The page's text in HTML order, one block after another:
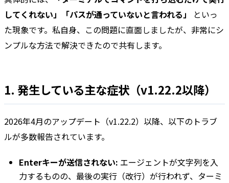
してくれない」「パスが通っていないと言われる」
といっ
た現象です。私自身、この問題に直面しましたが、非常にシ
ンプルな方法で解決できたので共有します。
1. 発生している主な症状（v1.22.2以降）
2026年4月のアップデート（v1.22.2）以降、以下のトラブ
ルが多数報告されています。
Enterキーが送信されない: エージェントが文字列を入
力するものの、最後の実行（改行）が行われず、ターミ